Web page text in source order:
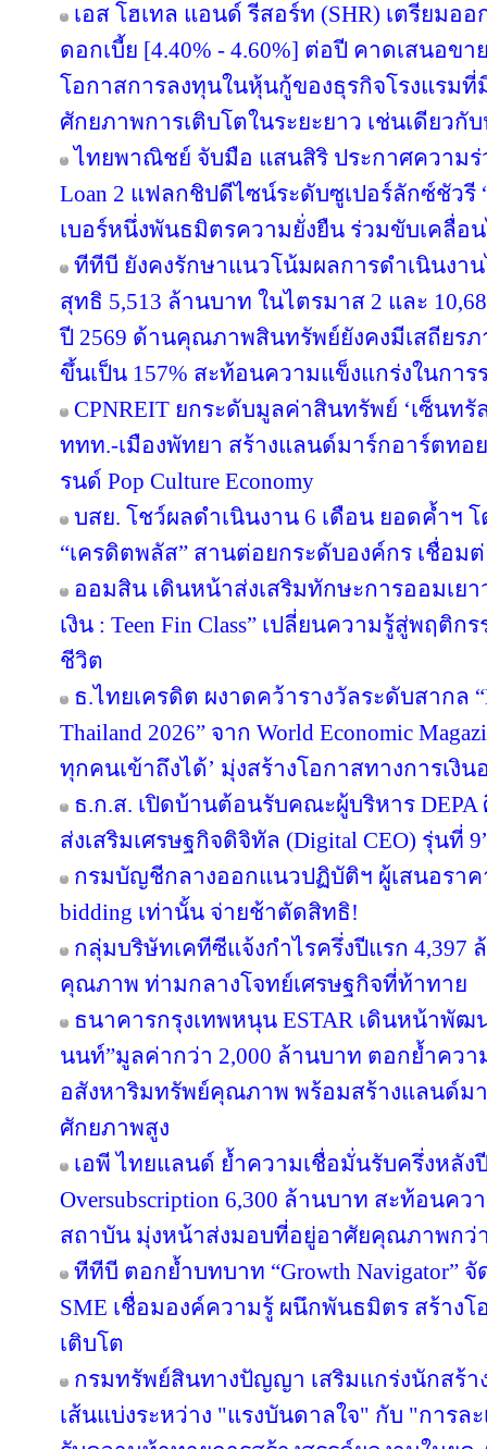
เอส โฮเทล แอนด์ รีสอร์ท (SHR) เตรียมอ
ดอกเบี้ย [4.40% - 4.60%] ต่อปี คาดเสนอขา
โอกาสการลงทุนในหุ้นกู้ของธุรกิจโรงแรม
ศักยภาพการเติบโตในระยะยาว เช่นเดียวกั
ไทยพาณิชย์ จับมือ แสนสิริ ประกาศความร่
Loan 2 แฟลกชิปดีไซน์ระดับซูเปอร์ลักซ์ชัว
เบอร์หนึ่งพันธมิตรความยั่งยืน ร่วมขับเคลื่อ
ทีทีบี ยังคงรักษาแนวโน้มผลการดำเนินงา
สุทธิ 5,513 ล้านบาท ในไตรมาส 2 และ
ปี 2569 ด้านคุณภาพสินทรัพย์ยังคงมีเสถียรภ
ขึ้นเป็น 157% สะท้อนความแข็งแกร่งในการ
CPNREIT ยกระดับมูลค่าสินทรัพย์ ‘เซ็นทรั
ททท.-เมืองพัทยา สร้างแลนด์มาร์กอาร์ตทอ
รนด์ Pop Culture Economy
บสย. โชว์ผลดำเนินงาน 6 เดือน ยอดค้ำฯ
“เครดิตพลัส” สานต่อยกระดับองค์กร เชื่อมต่
ออมสิน เดินหน้าส่งเสริมทักษะการออมเยา
เงิน : Teen Fin Class” เปลี่ยนความรู้สู่พฤติ
ชีวิต
ธ.ไทยเครดิต ผงาดคว้ารางวัลระดับสากล
Thailand 2026” จาก World Economic
ทุกคนเข้าถึงได้’ มุ่งสร้างโอกาสทางการเงิน
ธ.ก.ส. เปิดบ้านต้อนรับคณะผู้บริหาร
ส่งเสริมเศรษฐกิจดิจิทัล (Digital CEO) รุ่นที่
กรมบัญชีกลางออกแนวปฏิบัติฯ ผู้เสนอราค
bidding เท่านั้น จ่ายช้าตัดสิทธิ!
กลุ่มบริษัทเคทีซีแจ้งกำไรครึ่งปีแรก 4,397
คุณภาพ ท่ามกลางโจทย์เศรษฐกิจที่ท้าทาย
ธนาคารกรุงเทพหนุน ESTAR เดินหน้าพัฒน
นนท์”มูลค่ากว่า 2,000 ล้านบาท ตอกย้ำคว
อสังหาริมทรัพย์คุณภาพ พร้อมสร้างแลนด์ม
ศักยภาพสูง
เอพี ไทยแลนด์ ย้ำความเชื่อมั่นรับครึ่งหลัง
Oversubscription 6,300 ล้านบาท สะท้อนค
สถาบัน มุ่งหน้าส่งมอบที่อยู่อาศัยคุณภาพกว่า
ทีทีบี ตอกย้ำบทบาท “Growth Navigator”
SME เชื่อมองค์ความรู้ ผนึกพันธมิตร สร้าง
เติบโต
กรมทรัพย์สินทางปัญญา เสริมแกร่งนักสร้า
เส้นแบ่งระหว่าง "แรงบันดาลใจ" กับ "การ